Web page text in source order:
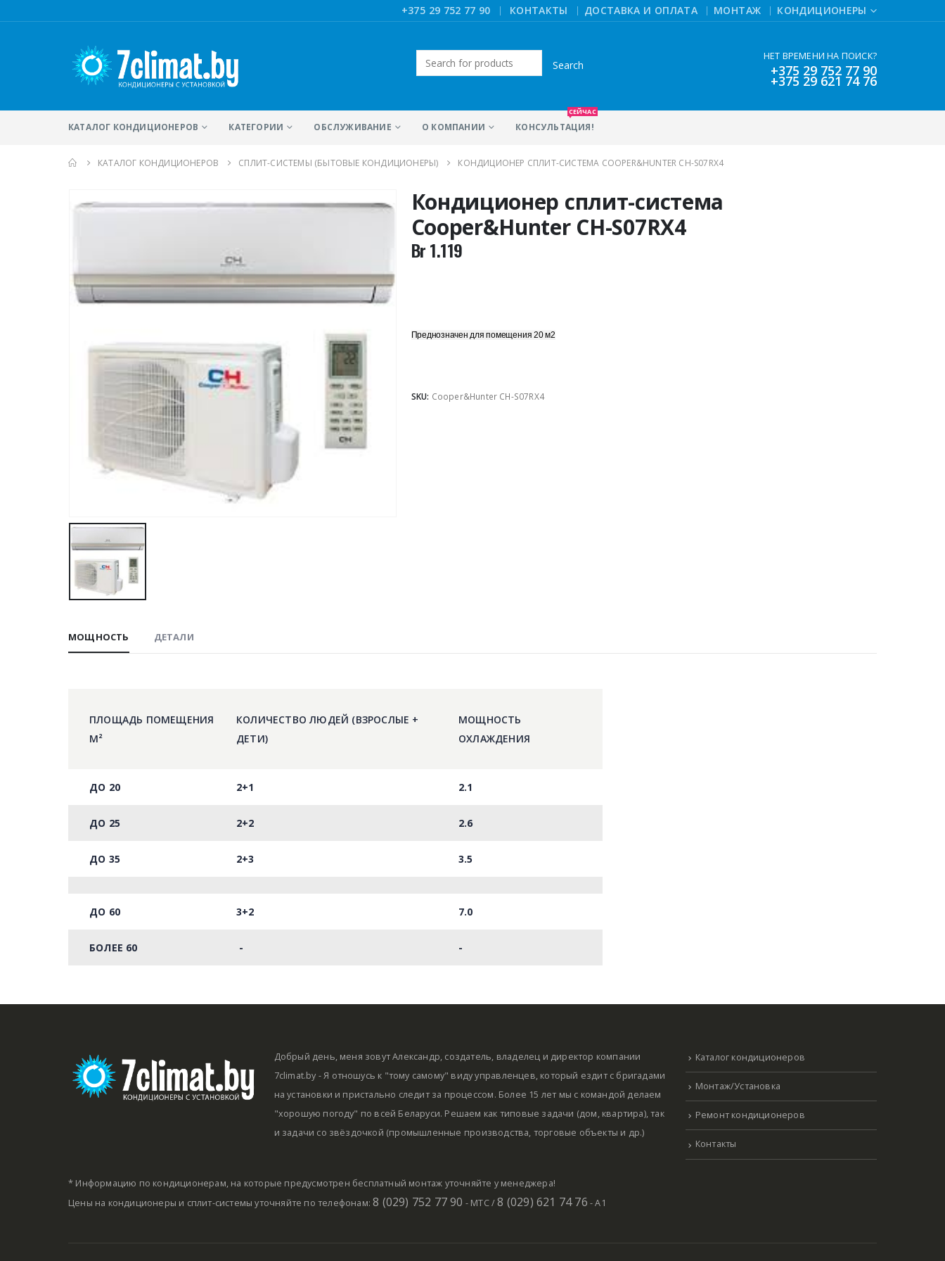
+375 29 752 77 90 | КОНТАКТЫ ДОСТАВКА И ОПЛАТА МОНТАЖ КОНДИЦИОНЕРЫ
Искать: НЕТ ВРЕМЕНИ НА ПОИСК?
+375 29 752 77 90
+375 29 621 74 76
КАТАЛОГ КОНДИЦИОНЕРОВ КАТЕГОРИИ ОБСЛУЖИВАНИЕ О КОМПАНИИ КОНСУЛЬТАЦИЯ!
СЕЙЧАС
КАТАЛОГ КОНДИЦИОНЕРОВ CПЛИТ-СИСТЕМЫ (БЫТОВЫЕ КОНДИЦИОНЕРЫ) КОНДИЦИОНЕР СПЛИТ-СИСТЕМА COOPER&HUNTER CH-S07RX4
Кондиционер сплит-система
Cooper&Hunter CH-S07RX4
Br1.119
Преднозначен для помещения 20 м2
SKU: Cooper&Hunter CH-S07RX4
МОЩНОСТЬ ДЕТАЛИ
ПЛОЩАДЬ ПОМЕЩЕНИЯ
М²
КОЛИЧЕСТВО ЛЮДЕЙ (ВЗРОСЛЫЕ +
ДЕТИ)
МОЩНОСТЬ
ОХЛАЖДЕНИЯ
ДО 20 2+1 2.1
ДО 25 2+2 2.6
ДО 35 2+3 3.5
ДО 60 3+2 7.0
БОЛЕЕ 60 - -
Добрый день, меня зовут Александр, создатель, владелец и директор компании
7climat.by - Я отношусь к "тому самому" виду управленцев, который ездит с бригадами
на установки и пристально следит за процессом. Более 15 лет мы с командой делаем
"хорошую погоду" по всей Беларуси. Решаем как типовые задачи (дом, квартира), так
и задачи со звёздочкой (промышленные производства, торговые объекты и др.)
Каталог кондиционеров
Монтаж/Установка
Ремонт кондиционеров
Контакты
* Информацию по кондиционерам, на которые предусмотрен бесплатный монтаж уточняйте у менеджера!
Цены на кондиционеры и сплит-системы уточняйте по телефонам:8 (029) 752 77 90 - МТС /8 (029) 621 74 76 - А1